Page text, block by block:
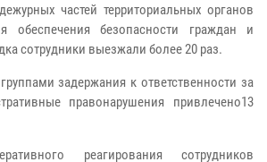
частей территориальных органов
обеспечения безопасности граждан и
сотрудники выезжали более 20 раз.
задержания к ответственности за
правонарушения привлечено13
реагирования сотрудников